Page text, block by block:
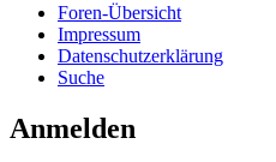
Foren-Übersicht
Impressum
Datenschutzerklärung
Suche
Anmelden